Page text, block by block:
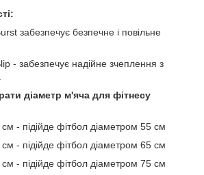
забезпечує безпечне і повільне
- забезпечує надійне зчеплення з
діаметр м'яча для фітнесу
- підійде фітбол діаметром 55 см
- підійде фітбол діаметром 65 см
- підійде фітбол діаметром 75 см